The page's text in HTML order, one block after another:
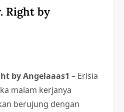
Right by
by Angelaaas1– Erisia
malam kerjanya
berujung dengan